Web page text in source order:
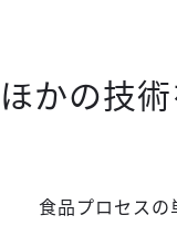
ほかの技
食品プロセスの